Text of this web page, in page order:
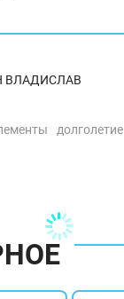
ВЛАДИСЛАВ
долголетие